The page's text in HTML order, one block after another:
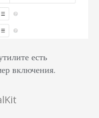
есть
включения.